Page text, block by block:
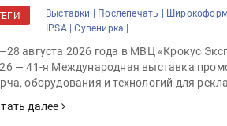
Выставки | Послепечать |
IPSA |
Сувенирка |
августа 2026 года в МВЦ «Крокус
— 41-я Международная выставка
оборудования и технологий для
далее